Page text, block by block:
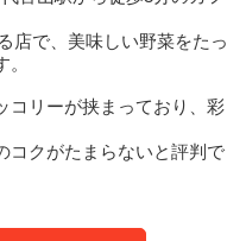
店で、美味しい野菜をたっ
コリーが挟まっており、彩
コクがたまらないと評判で